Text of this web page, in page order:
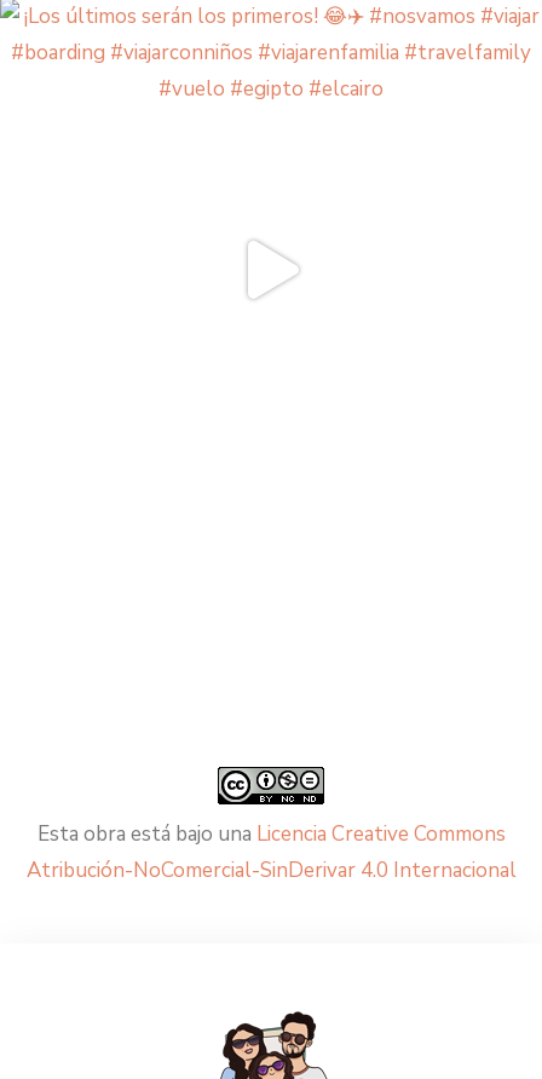
Esta obra está bajo una Licencia Creative Commons
Atribución-NoComercial-SinDerivar 4.0 Internacional